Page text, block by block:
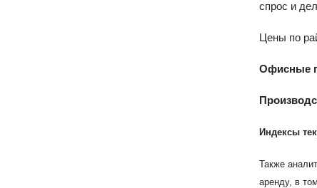
спрос и
Цены по
Офисные
Индексы
Также
аренду, в